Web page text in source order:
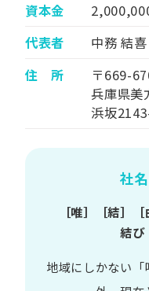
資本金
代表者
中務 結喜
住 所
〒669-
兵庫県美
浜坂
社
［唯］​［結］​［
結
地域に​しかない​「